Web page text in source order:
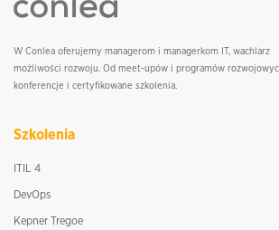
W Conlea oferujemy managerom i managerkom IT, wachlarz
możliwości rozwoju. Od meet-upów i programów
konferencje i certyfikowane szkolenia.
Szkolenia
ITIL 4
DevOps
Kepner Tregoe